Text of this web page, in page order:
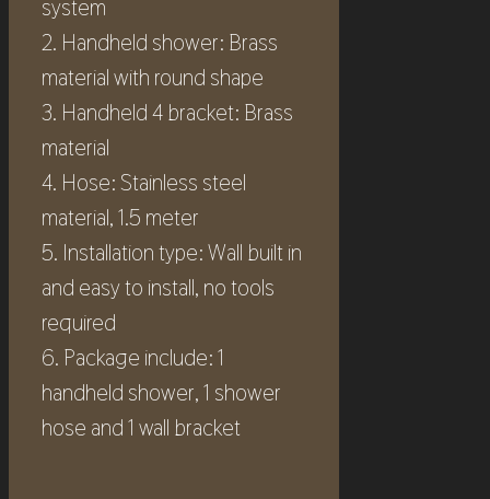
system
2. Handheld shower: Brass
material with round shape
3. Handheld 4 bracket: Brass
material
4. Hose: Stainless steel
material, 1.5 meter
5. Installation type: Wall built in
and easy to install, no tools
required
6. Package include: 1
handheld shower, 1 shower
hose and 1 wall bracket